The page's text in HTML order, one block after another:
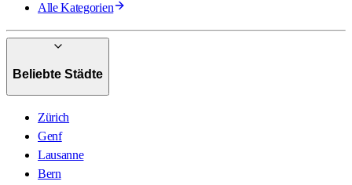
Alle Kategorien
Beliebte Städte
Zürich
Genf
Lausanne
Bern